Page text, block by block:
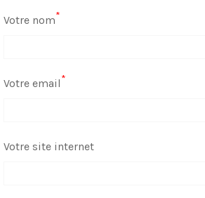
Votre nom*
Votre email*
Votre site internet